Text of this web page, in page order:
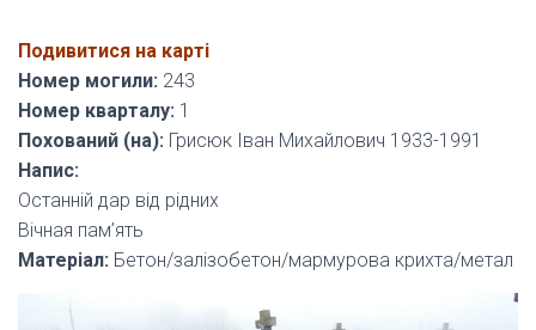
Г
Подивитися на карті
Номер могили: 243
Номер кварталу: 1
Похований (на): Грисюк Іван Михайлович 1933-1991
Напис:
Останній дар від рідних
Вічная пам’ять
Матеріал: Бетон/залізобетон/мармурова крихта/метал